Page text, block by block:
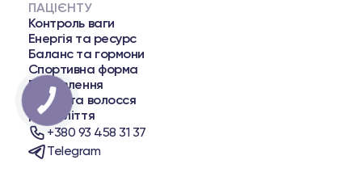
ПАЦІЄНТУ
Контроль ваги
Енергія та ресурс
Баланс та гормони
Спортивна форма
Відновлення
Шкіра та волосся
Довголіття
+380 93 458 31 37
Telegram